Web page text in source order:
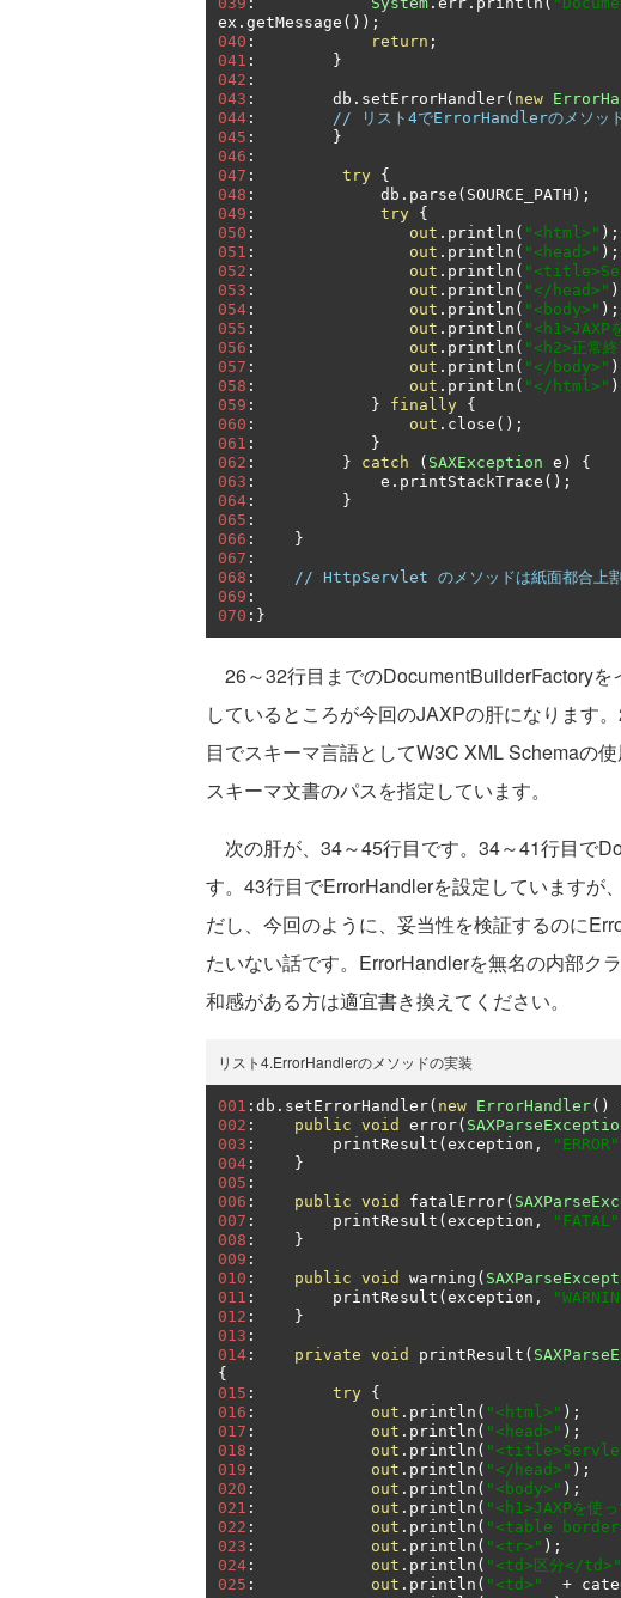
ex . getMessage ());
040 : return ;
041 :
}
042 :
043 :
        db
. setErrorHandler( new
044 :
// リスト4でErrorHandlerのメソッド
045 :
}
046 :
047 : try
{
048 :
             db
. parse ( SOURCE_PATH );
049 : try
{
050 : out . println ( "<html>" );
051 : out . println ( "<head>" );
052 : out . println (
053 : out . println ( "</head>"
054 : out . println ( "<body>" );
055 : out . println ( "<h1>JAXP
056 : out . println ( "<h2>正常
057 : out . println ( "</body>"
058 : out . println ( "</html>"
059 : } finally
{
060 : out . close ();
061 :
}
062 : } catch ( SAXException e )
{
063 :
             e
. printStackTrace ();
064 :
}
065 :
066 :
}
067 :
068 :
// HttpServlet のメソッドは紙面都合上割
069 :
070 :}
26～32行目までのDocumentBuilderFactory
しているところが今回のJAXPの肝になります
目でスキーマ言語としてW3C XML Schemaの
スキーマ文書のパスを指定しています。
次の肝が、34～45行目です。34～41行目で
す。43行目でErrorHandlerを設定していますが
だし、今回のように、妥当性を検証するのに
たいない話です。ErrorHandlerを無名の内部ク
和感がある方は適宜書き換えてください。
リスト4.ErrorHandlerのメソッドの実装
001 : db . setErrorHandler( new ErrorHandler()
002 : public void error(
003 :
        printResult
( exception , "ERROR"
004 :
}
005 :
006 : public void fatalError(
007 :
        printResult
( exception , "FATAL"
008 :
}
009 :
010 : public void warning (
011 :
        printResult
( exception ,
012 :
}
013 :
014 : private void printResult (
{
015 : try
{
016 : out . println ( "<html>" );
017 : out . println ( "<head>" );
018 : out . println (
019 : out . println ( "</head>" );
020 : out . println ( "<body>" );
021 : out . println ( "<h1>JAXPを使
022 : out . println ( "<table
023 : out . println ( "<tr>" );
024 : out . println ( "<td>区分</td>"
025 : out . println ( "<td>" +